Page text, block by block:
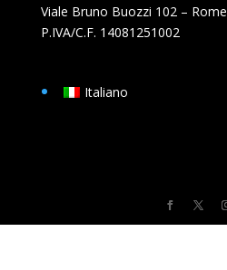
Viale Bruno Buozzi 102 –
P.IVA/C.F. 14081251002
Italiano